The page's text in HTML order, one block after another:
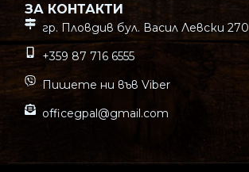
ЗА КОНТАКТИ
гр. Пловдив бул. Васил Левски 270
+359 87 716 6555
Пишете ни във Viber
officegpal@gmail.com